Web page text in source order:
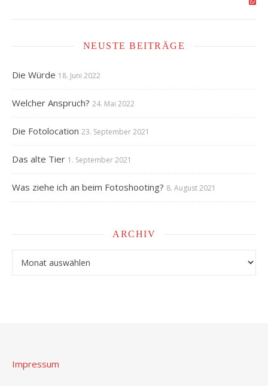
NEUSTE BEITRÄGE
Die Würde 18. Juni 2022
Welcher Anspruch? 24. Mai 2022
Die Fotolocation 23. September 2021
Das alte Tier 1. September 2021
Was ziehe ich an beim Fotoshooting? 8. August 2021
ARCHIV
Impressum